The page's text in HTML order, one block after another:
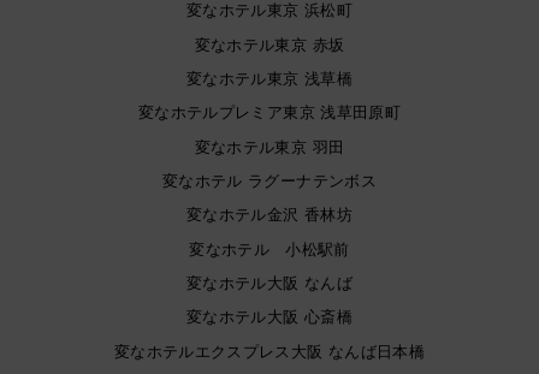
変なホテル東京 浜松町
変なホテル東京 赤坂
変なホテル東京 浅草橋
変なホテルプレミア東京 浅草田原町
変なホテル東京 羽田
変なホテル ラグーナテンボス
変なホテル金沢 香林坊
変なホテル 小松駅前
変なホテル大阪 なんば
変なホテル大阪 心斎橋
変なホテルエクスプレス大阪 なんば日本橋